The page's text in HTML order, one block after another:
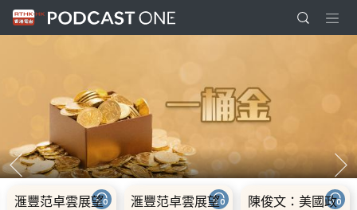
望
滙豐范卓雲展望
陳俊文：美國政
10.2.1 內